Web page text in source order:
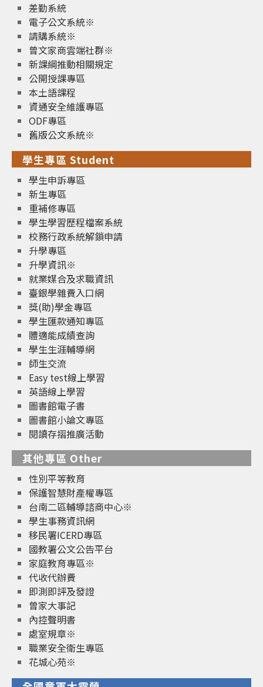
差勤系統
電子公文系統※
請購系統※
曾文家商雲端社群※
新課綱推動相關規定
公開授課專區
本土語課程
資通安全維護專區
ODF專區
舊版公文系統※
學生專區 Student
學生申訴專區
新生專區
重補修專區
學生學習歷程檔案系統
校務行政系統解鎖申請
升學專區
升學資訊※
就業媒合及求職資訊
臺銀學雜費入口網
獎(助)學金專區
學生匯款通知專區
體適能成績查詢
學生生涯輔導網
師生交流
Easy test線上學習
英語線上學習
圖書館電子書
圖書館小論文專區
閱讀存摺推廣活動
其他專區 Other
性別平等教育
保護智慧財產權專區
台南二區輔導諮商中心※
學生事務資訊網
移民署ICERD專區
國教署公文公告平台
家庭教育專區※
代收代辦費
即測即評及發證
曾家大事記
內控聲明書
處室規章※
職業安全衛生專區
花城心苑※